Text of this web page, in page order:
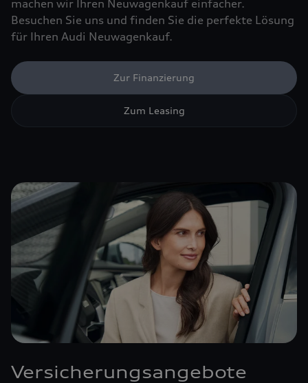
machen wir Ihren Neuwagenkauf einfacher.
Besuchen Sie uns und finden Sie die perfekte Lösung
für Ihren Audi Neuwagenkauf.
Zur Finanzierung
Zum Leasing
Versicherungsangebote